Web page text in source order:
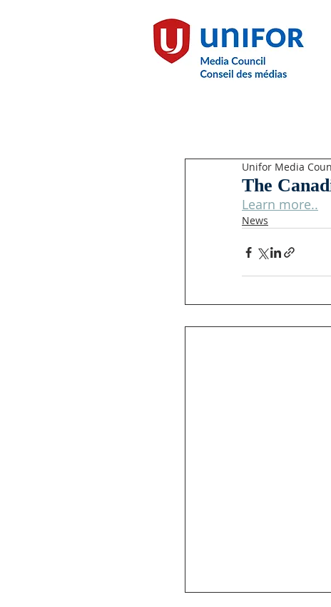
The
Unifor Media
Learn more..
News